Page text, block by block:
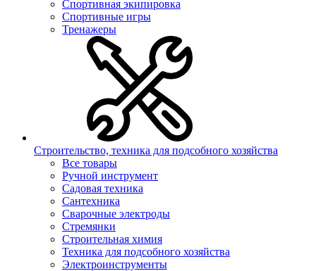
Спортивная экипировка
Спортивные игры
Тренажеры
Строительство, техника для подсобного хозяйства
Все товары
Ручной инструмент
Садовая техника
Сантехника
Сварочные электроды
Стремянки
Строительная химия
Техника для подсобного хозяйства
Электроинструменты